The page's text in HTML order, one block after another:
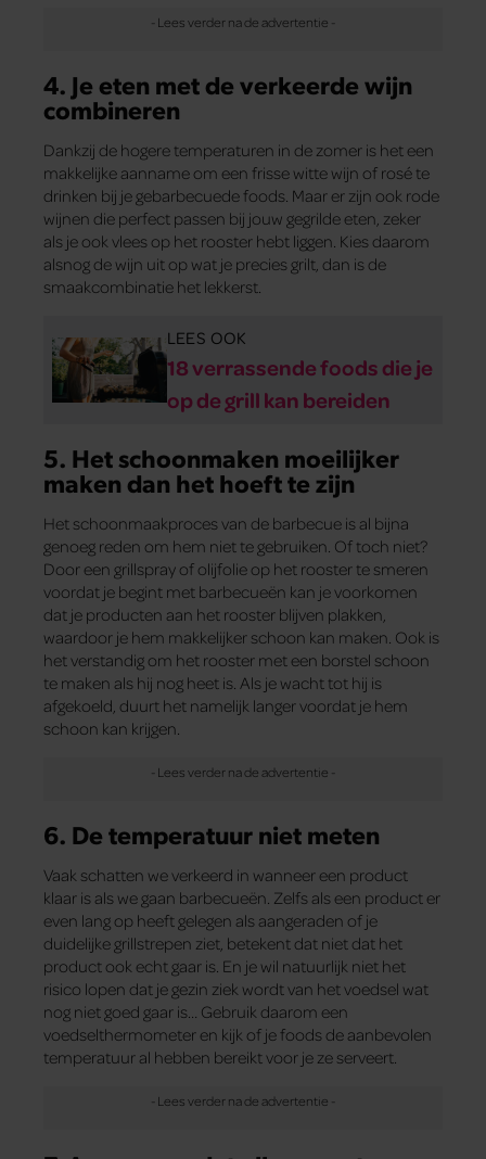
4. Je eten met de verkeerde wijn
combineren
Dankzij de hogere temperaturen in de zomer is het een
makkelijke aanname om een frisse witte wijn of rosé te
drinken bij je gebarbecuede foods. Maar er zijn ook rode
wijnen die perfect passen bij jouw gegrilde eten, zeker
als je ook vlees op het rooster hebt liggen. Kies daarom
alsnog de wijn uit op wat je precies grilt, dan is de
smaakcombinatie het lekkerst.
LEES OOK
18 verrassende foods die je
op de grill kan bereiden
5. Het schoonmaken moeilijker
maken dan het hoeft te zijn
Het schoonmaakproces van de barbecue is al bijna
genoeg reden om hem niet te gebruiken. Of toch niet?
Door een grillspray of olijfolie op het rooster te smeren
voordat je begint met barbecueën kan je voorkomen
dat je producten aan het rooster blijven plakken,
waardoor je hem makkelijker schoon kan maken. Ook is
het verstandig om het rooster met een borstel schoon
te maken als hij nog heet is. Als je wacht tot hij is
afgekoeld, duurt het namelijk langer voordat je hem
schoon kan krijgen.
6. De temperatuur niet meten
Vaak schatten we verkeerd in wanneer een product
klaar is als we gaan barbecueën. Zelfs als een product er
even lang op heeft gelegen als aangeraden of je
duidelijke grillstrepen ziet, betekent dat niet dat het
product ook echt gaar is. En je wil natuurlijk niet het
risico lopen dat je gezin ziek wordt van het voedsel wat
nog niet goed gaar is… Gebruik daarom een
voedselthermometer en kijk of je foods de aanbevolen
temperatuur al hebben bereikt voor je ze serveert.